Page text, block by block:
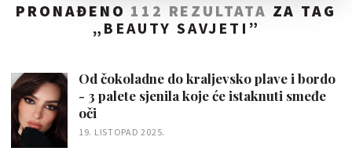
PRONAĐENO 112 REZULTATA ZA TAG
„ BEAUTY SAVJETI ”
Od čokoladne do kraljevsko plave i bordo
- 3 palete sjenila koje će istaknuti smeđe
oči
19. LISTOPAD 2025.